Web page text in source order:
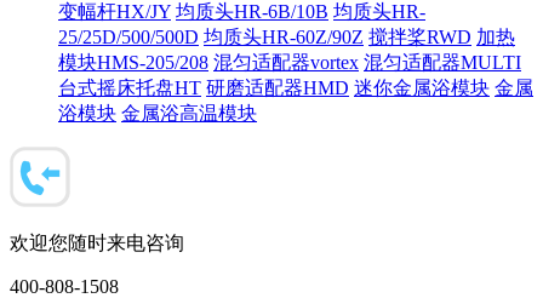
变幅杆HX/JY 均质头HR-6B/10B 均质头HR-
25/25D/500/500D 均质头HR-60Z/90Z 搅拌桨RWD 加热
模块HMS-205/208 混匀适配器vortex 混匀适配器MULTI
台式摇床托盘HT 研磨适配器HMD 迷你金属浴模块 金属
浴模块 金属浴高温模块
欢迎您随时来电咨询
400-808-1508